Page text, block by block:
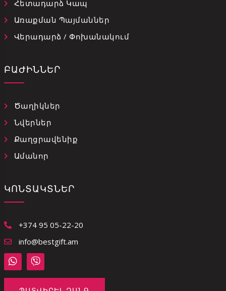
Հետադարձ Կապ
Առաքման Պայմաններ
Վերադարձ / Փոխանակում
ԲԱԺԻՆՆԵՐ
Ծաղիկներ
Նվերներ
Քաղցրավենիք
Ամանոր
ԿՈՆՏԱԿՏՆԵՐ
+374 95 05-22-20
info@bestgift.am